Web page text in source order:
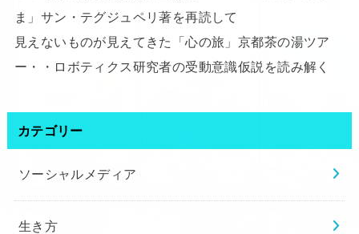
ま」サン・テグジュペリ著を再読して
見えないものが見えてきた「心の旅」京都茶の湯ツア
ー・・ロボティクス研究者の受動意識仮説を読み解く
カテゴリー
ソーシャルメディア
生き方